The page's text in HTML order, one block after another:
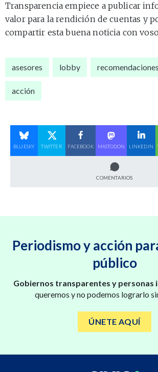
Transparencia empiece a publicar
valor para la rendición de cuentas y
compartir esta buena noticia con
asesores lobby recomendaciones
acción
BLUESKY TWITTER FACEBOOK MASTODON LINKEDIN
COMENTARIOS
Periodismo y acción
público
Gobiernos transparentes y personas
queremos y no podemos lograrlo
ÚNETE AQUÍ